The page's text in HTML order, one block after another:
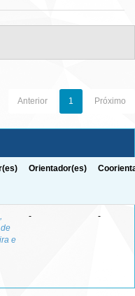
Anterior 1 Próximo
Orientador(es)
e
- -